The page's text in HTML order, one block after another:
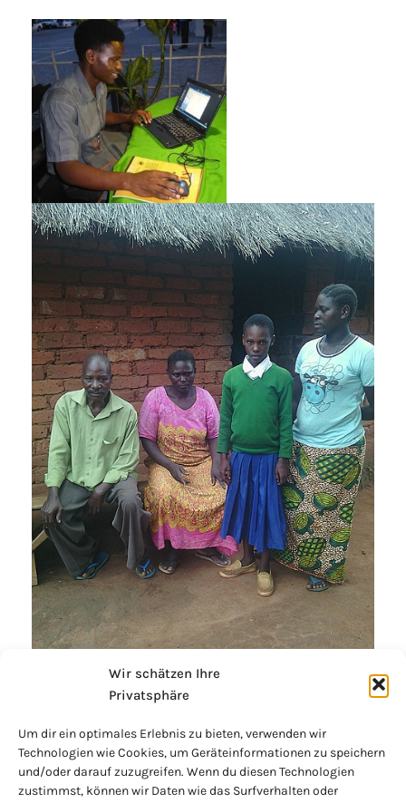
Wir schätzen Ihre
Privatsphäre
Um dir ein optimales Erlebnis zu bieten, verwenden wir
Technologien wie Cookies, um Geräteinformationen zu speichern
und/oder darauf zuzugreifen. Wenn du diesen Technologien
zustimmst, können wir Daten wie das Surfverhalten oder